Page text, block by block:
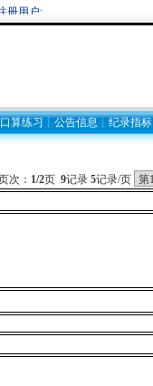
用户:
口算练习 ┊ 公告信息 ┊ 纪录指标
次： 1/2页 9记录 5记录/页